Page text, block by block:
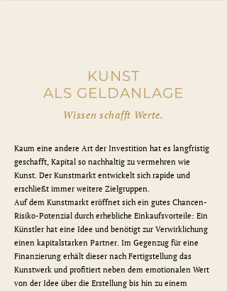
KUNST
ALS GELDANLAGE
Wissen schafft Werte.
Kaum eine andere Art der Investition hat es langfristig
geschafft, Kapital so nachhaltig zu vermehren wie
Kunst. Der Kunstmarkt entwickelt sich rapide und
erschließt immer weitere Zielgruppen.
Auf dem Kunstmarkt eröffnet sich ein gutes Chancen-
Risiko-Potenzial durch erhebliche Einkaufsvorteile: Ein
Künstler hat eine Idee und benötigt zur Verwirklichung
einen kapitalstarken Partner. Im Gegenzug für eine
Finanzierung erhält dieser nach Fertigstellung das
Kunstwerk und profitiert neben dem emotionalen Wert
von der Idee über die Erstellung bis hin zu einem